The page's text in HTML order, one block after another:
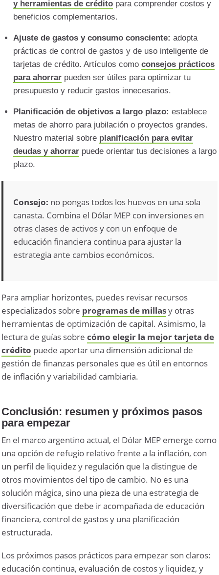
y herramientas de crédito para comprender costos y
beneficios complementarios.
Ajuste de gastos y consumo consciente: adopta
prácticas de control de gastos y de uso inteligente de
tarjetas de crédito. Artículos comoconsejos prácticos
para ahorrar pueden ser útiles para optimizar tu
presupuesto y reducir gastos innecesarios.
Planificación de objetivos a largo plazo: establece
metas de ahorro para jubilación o proyectos grandes.
Nuestro material sobre planificación para evitar
deudas y ahorrar puede orientar tus decisiones a largo
plazo.
Consejo: no pongas todos los huevos en una sola
canasta. Combina el Dólar MEP con inversiones en
otras clases de activos y con un enfoque de
educación financiera continua para ajustar la
estrategia ante cambios económicos.
Para ampliar horizontes, puedes revisar recursos
especializados sobre programas de millasy otras
herramientas de optimización de capital. Asimismo, la
lectura de guías sobrecómo elegir la mejor tarjeta de
crédito puede aportar una dimensión adicional de
gestión de finanzas personales que es útil en entornos
de inflación y variabilidad cambiaria.
Conclusión: resumen y próximos pasos
para empezar
En el marco argentino actual, el Dólar MEP emerge como
una opción de refugio relativo frente a la inflación, con
un perfil de liquidez y regulación que la distingue de
otros movimientos del tipo de cambio. No es una
solución mágica, sino una pieza de una estrategia de
diversificación que debe ir acompañada de educación
financiera, control de gastos y una planificación
estructurada.
Los próximos pasos prácticos para empezar son claros:
educación continua, evaluación de costos y liquidez, y